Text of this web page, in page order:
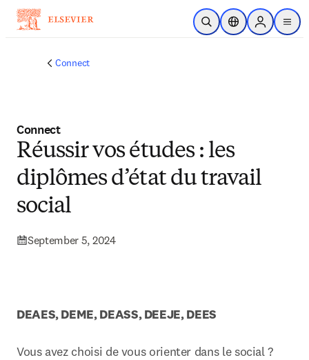
Skip to main content
Open SearchLocation Selector
Sign in to
menu
Connect
Connect
Réussir vos études : les
diplômes d’état du travail
social
September 5, 2024
DEAES, DEME, DEASS, DEEJE, DEES
Vous avez choisi de vous orienter dans le social ?